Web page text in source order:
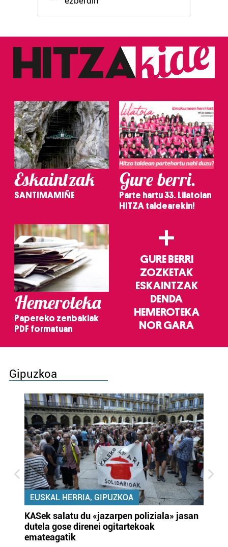
Eskaintzak
SANTIMAMIÑE
Gure berri.
Parte hartu 33. Lilatoian
HITZA taldearekin!
Hemeroteka
Papereko zenbakiak
PDF formatuan
+
GURE BERRI
ZOZKETAK
ESKAINTZAK
DENDA
HEMEROTEKA
NOR GARA
Gipuzkoa
EUSKAL HERRIA, GIPUZKOA
KASek salatu du «jazarpen poliziala» jasan
dutela gose direnei ogitartekoak
emateagatik